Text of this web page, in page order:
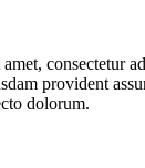
consectetur
provident
dolorum.